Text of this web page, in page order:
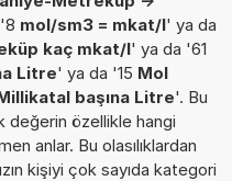
mol/sm3 = mkat/l' ya da
kaç mkat/l' ya da '61
Litre' ya da '15 Mol
başına Litre'. Bu
değerin özellikle hangi
anlar. Bu olasılıklardan
kişiyi çok sayıda kategori